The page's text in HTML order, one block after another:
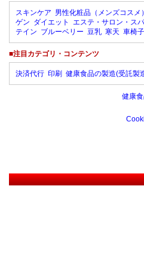
スキンケア 男性化粧品（メンズコスメ）
ゲン ダイエット エステ・サロン・ス
テイン ブルーベリー 豆乳 寒天 車椅子
■注目カテゴリ・コンテンツ
決済代行 印刷 健康食品の製造(受託製
健康